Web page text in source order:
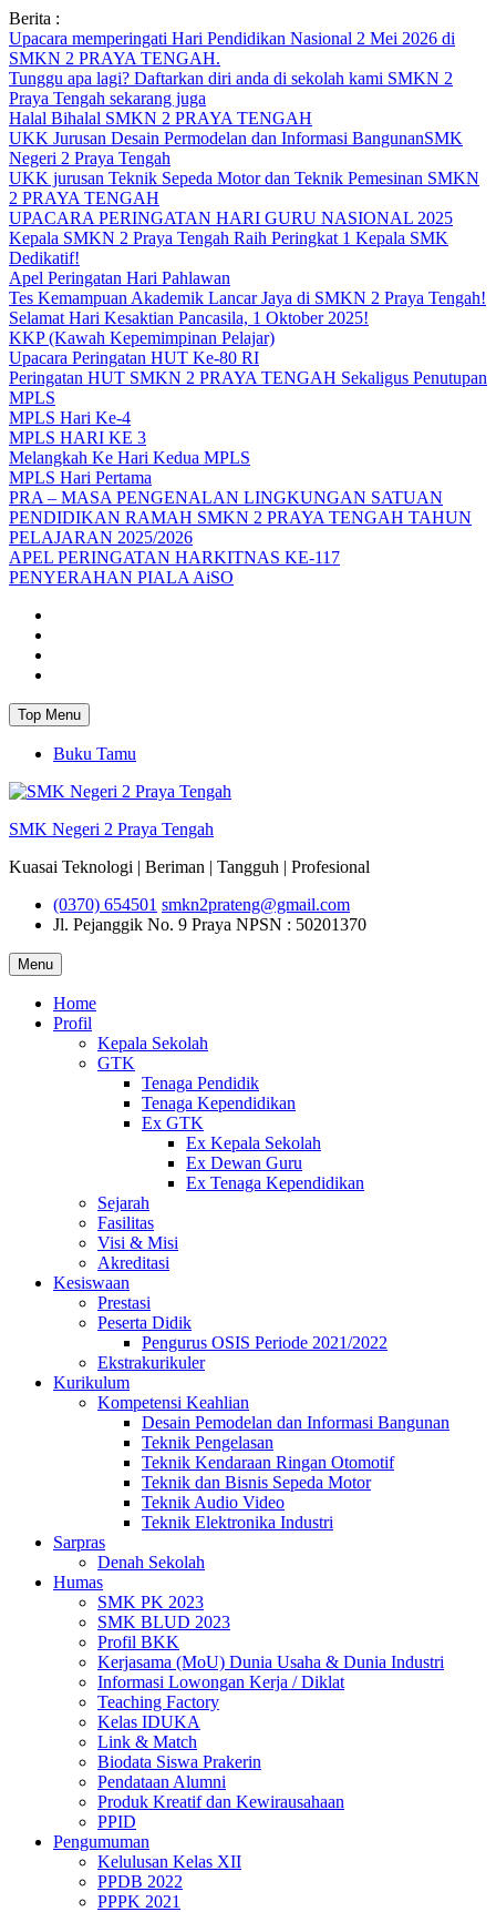
Skip
to
content
Berita :
Upacara memperingati Hari Pendidikan Nasional 2 Mei 2026 di
SMKN 2 PRAYA TENGAH.
Tunggu apa lagi? Daftarkan diri anda di sekolah kami SMKN 2
Praya Tengah sekarang juga
Halal Bihalal SMKN 2 PRAYA TENGAH
UKK Jurusan Desain Permodelan dan Informasi BangunanSMK
Negeri 2 Praya Tengah
UKK jurusan Teknik Sepeda Motor dan Teknik Pemesinan SMKN
2 PRAYA TENGAH
UPACARA PERINGATAN HARI GURU NASIONAL 2025
Kepala SMKN 2 Praya Tengah Raih Peringkat 1 Kepala SMK
Dedikatif!
Apel Peringatan Hari Pahlawan
Tes Kemampuan Akademik Lancar Jaya di SMKN 2 Praya Tengah!
Selamat Hari Kesaktian Pancasila, 1 Oktober 2025!
KKP (Kawah Kepemimpinan Pelajar)
Upacara Peringatan HUT Ke-80 RI
Peringatan HUT SMKN 2 PRAYA TENGAH Sekaligus Penutupan
MPLS
MPLS Hari Ke-4
MPLS HARI KE 3
Melangkah Ke Hari Kedua MPLS
MPLS Hari Pertama
PRA – MASA PENGENALAN LINGKUNGAN SATUAN
PENDIDIKAN RAMAH SMKN 2 PRAYA TENGAH TAHUN
PELAJARAN 2025/2026
APEL PERINGATAN HARKITNAS KE-117
PENYERAHAN PIALA AiSO
Top Menu
Buku Tamu
SMK Negeri 2 Praya Tengah
Kuasai Teknologi | Beriman | Tangguh | Profesional
(0370) 654501 smkn2prateng@gmail.com
Jl. Pejanggik No. 9 Praya NPSN : 50201370
Menu
Home
Profil
Kepala Sekolah
GTK
Tenaga Pendidik
Tenaga Kependidikan
Ex GTK
Ex Kepala Sekolah
Ex Dewan Guru
Ex Tenaga Kependidikan
Sejarah
Fasilitas
Visi & Misi
Akreditasi
Kesiswaan
Prestasi
Peserta Didik
Pengurus OSIS Periode 2021/2022
Ekstrakurikuler
Kurikulum
Kompetensi Keahlian
Desain Pemodelan dan Informasi Bangunan
Teknik Pengelasan
Teknik Kendaraan Ringan Otomotif
Teknik dan Bisnis Sepeda Motor
Teknik Audio Video
Teknik Elektronika Industri
Sarpras
Denah Sekolah
Humas
SMK PK 2023
SMK BLUD 2023
Profil BKK
Kerjasama (MoU) Dunia Usaha & Dunia Industri
Informasi Lowongan Kerja / Diklat
Teaching Factory
Kelas IDUKA
Link & Match
Biodata Siswa Prakerin
Pendataan Alumni
Produk Kreatif dan Kewirausahaan
PPID
Pengumuman
Kelulusan Kelas XII
PPDB 2022
PPPK 2021